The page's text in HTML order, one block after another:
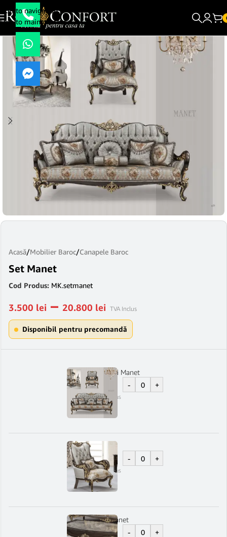
Skip to navigation
Skip to main content
Acasă/Mobilier Baroc/Canapele Baroc
Set Manet
Cod Produs: MK.setmanet
3.500 lei – 20.800 lei TVA Inclus
Disponibil pentru precomandă
Canapea 3 locuri Manet
-
+
9.600leiTVA Inclus
Fotoliu Manet
-
+
4.700leiTVA Inclus
Masuta cafea Manet
-
+